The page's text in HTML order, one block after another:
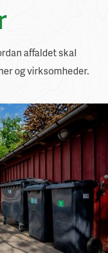
affaldet skal
og virksomheder.